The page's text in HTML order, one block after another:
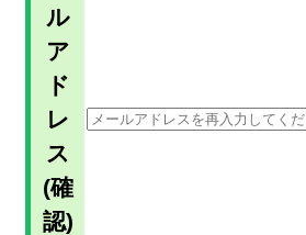
ル
ア
ド
レ
ス
(確
認)